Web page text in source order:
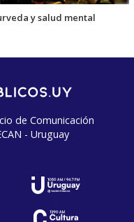
y salud mental
de Comunicación
- Uruguay